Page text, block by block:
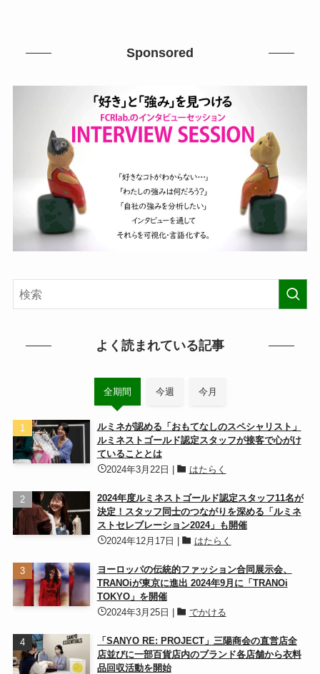
Sponsored
よく読まれている記事
全期間 今週 今月
ルミネが認める「おもてなしのスペシャリスト」
ルミネストゴールド認定スタッフが接客で心がけ
ていることとは
2024年3月22日
はたらく
2024年度ルミネストゴールド認定スタッフ11名が
決定！スタッフ同士のつながりを深める「ルミネ
ストセレブレーション2024」も開催
2024年12月17日
はたらく
ヨーロッパの伝統的ファッション合同展示会、
TRANOiが東京に進出 2024年9月に「TRANOi
TOKYO」を開催
2024年3月25日
でかける
「SANYO RE: PROJECT」三陽商会の直営店全
店並びに一部百貨店内のブランド各店舗から衣料
品回収活動を開始